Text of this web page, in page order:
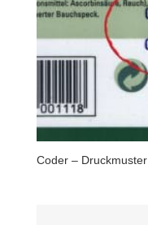
Coder – Druckmuster